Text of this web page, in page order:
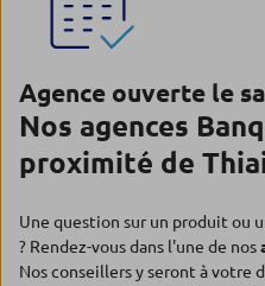
Agence ouverte le
Nos agences
proximité de
Une question sur un produit ou
? Rendez-vous dans l'une de nos
Nos conseillers y seront à votre